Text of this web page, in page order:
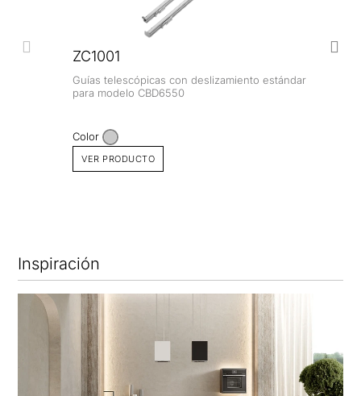
ZC1001
Guías telescópicas con deslizamiento estándar
para modelo CBD6550
Color
VER PRODUCTO
Inspiración